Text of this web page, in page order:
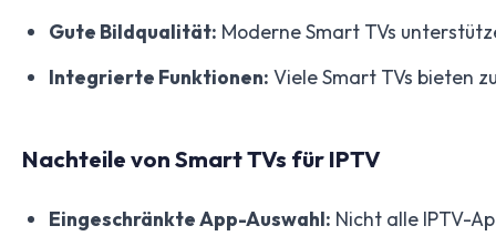
Gute Bildqualität: Moderne Smart TVs
Integrierte Funktionen: Viele Smart TVs bieten
Nachteile von Smart TVs für IPTV
Eingeschränkte App-Auswahl: Nicht alle IPTV-